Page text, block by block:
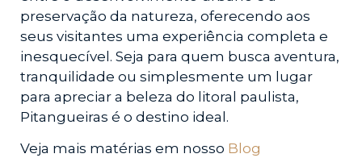
preservação da natureza, oferecendo aos
seus visitantes uma experiência completa e
inesquecível. Seja para quem busca aventura,
tranquilidade ou simplesmente um lugar
para apreciar a beleza do litoral paulista,
Pitangueiras é o destino ideal.
Veja mais matérias em nosso Blog